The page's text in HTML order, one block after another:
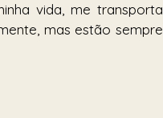
vida, me transporta
mas estão sempre